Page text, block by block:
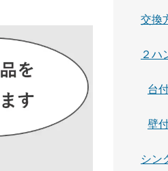
交換
２ハ
台
壁
シン